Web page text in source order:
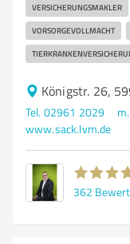
VERSICHERUNGSMAKLER
VORSORGEVOLLMACHT
Königstr. 26,
Tel. 02961 2029
www.sack.lvm.de
362